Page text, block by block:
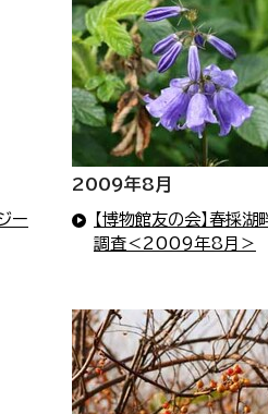
ー
2009年8月
【博物館友の会】春採湖
調査＜2009年8月＞